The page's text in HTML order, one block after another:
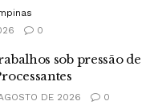
0
sob pressão de
DE 2026 0